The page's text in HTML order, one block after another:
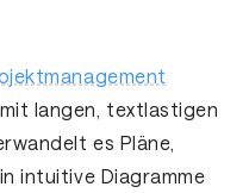
langen, textlastigen
es Pläne,
intuitive Diagramme